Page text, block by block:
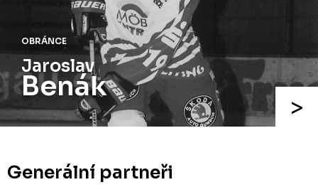
OBRÁNCE
Jaroslav
Benák
Generální partneři